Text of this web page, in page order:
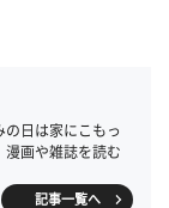
日は家にこもっ
漫画や雑誌を読む
記事一覧へ